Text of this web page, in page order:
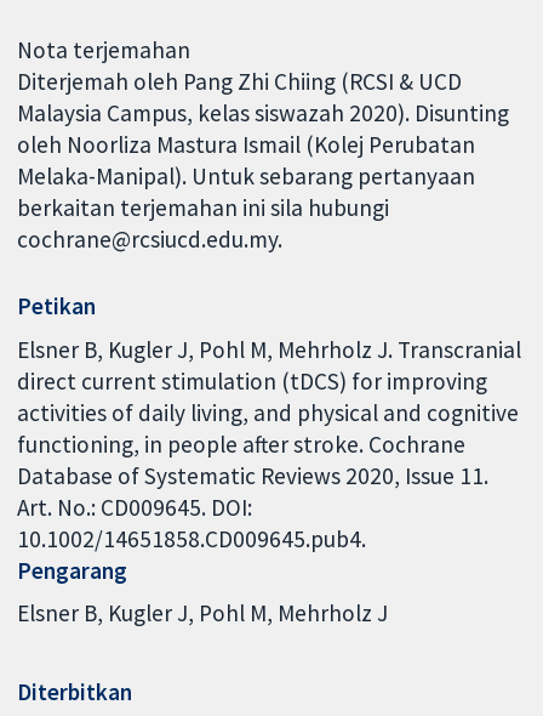
Nota terjemahan
Diterjemah oleh Pang Zhi Chiing (RCSI & UCD
Malaysia Campus, kelas siswazah 2020). Disunting
oleh Noorliza Mastura Ismail (Kolej Perubatan
Melaka-Manipal). Untuk sebarang pertanyaan
berkaitan terjemahan ini sila hubungi
cochrane@rcsiucd.edu.my.
Petikan
Elsner B, Kugler J, Pohl M, Mehrholz J. Transcranial
direct current stimulation (tDCS) for improving
activities of daily living, and physical and cognitive
functioning, in people after stroke. Cochrane
Database of Systematic Reviews 2020, Issue 11.
Art. No.: CD009645. DOI:
10.1002/14651858.CD009645.pub4.
Pengarang
Elsner B Kugler J Pohl M Mehrholz J
Diterbitkan